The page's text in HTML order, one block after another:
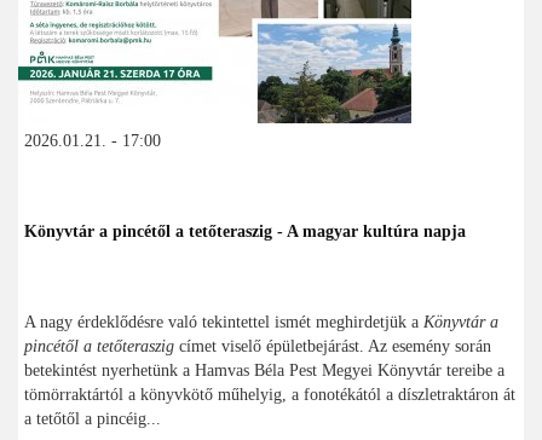
2026.01.21. - 17:00
Könyvtár a pincétől a tetőteraszig - A magyar kultúra napja
A nagy érdeklődésre való tekintettel ismét meghirdetjük a Könyvtár a
pincétől a tetőteraszig címet viselő épületbejárást. Az esemény során
betekintést nyerhetünk a Hamvas Béla Pest Megyei Könyvtár tereibe a
tömörraktártól a könyvkötő műhelyig, a fonotékától a díszletraktáron át
a tetőtől a pincéig...